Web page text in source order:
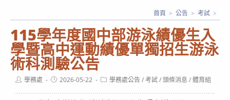
115學年度國中部游泳績優生入
學暨高中運動績優單獨招生游泳
術科測驗公告
首頁 > 公告 > 考試 >
Post學務處
Post2026-05-22
Post學務處公告/考試/頭條消息 /體育組